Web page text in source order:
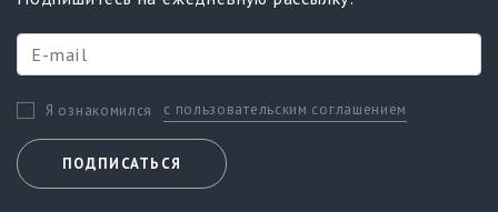
Я ознакомился с пользовательским соглашением
ПОДПИСАТЬСЯ